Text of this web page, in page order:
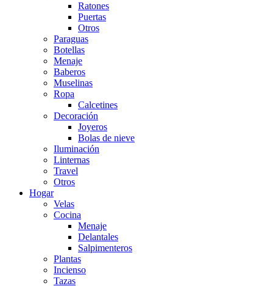
Ratones
Puertas
Otros
Paraguas
Botellas
Menaje
Baberos
Muselinas
Ropa
Calcetines
Decoración
Joyeros
Bolas de nieve
Iluminación
Linternas
Travel
Otros
Hogar
Velas
Cocina
Menaje
Delantales
Salpimenteros
Plantas
Incienso
Tazas